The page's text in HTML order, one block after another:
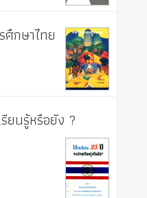
ศึกษาไทย
ยนรู้หรือยัง ?